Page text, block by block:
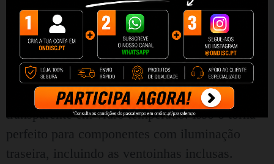
Painéis transparentes
O gabinete possui um painel lateral
transparente em vidro temperado. Isso o torna
perfeito para componentes com iluminação
traseira, incluindo as ventoinhas inclusas.